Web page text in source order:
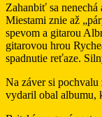
Zahanbiť sa
Miestami znie až
spevom a gitarou
gitarovou hrou
spadnutie reťaze.
Na záver si
vydaril obal albumu,